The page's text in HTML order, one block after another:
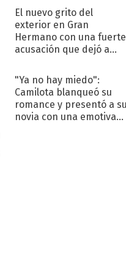
terapéutico"
El nuevo grito del
exterior en Gran
Hermano con una fuerte
acusación que dejó a
"Traidora"
"Ya no hay miedo":
Camilota blanqueó su
romance y presentó a su
novia con una emotiva